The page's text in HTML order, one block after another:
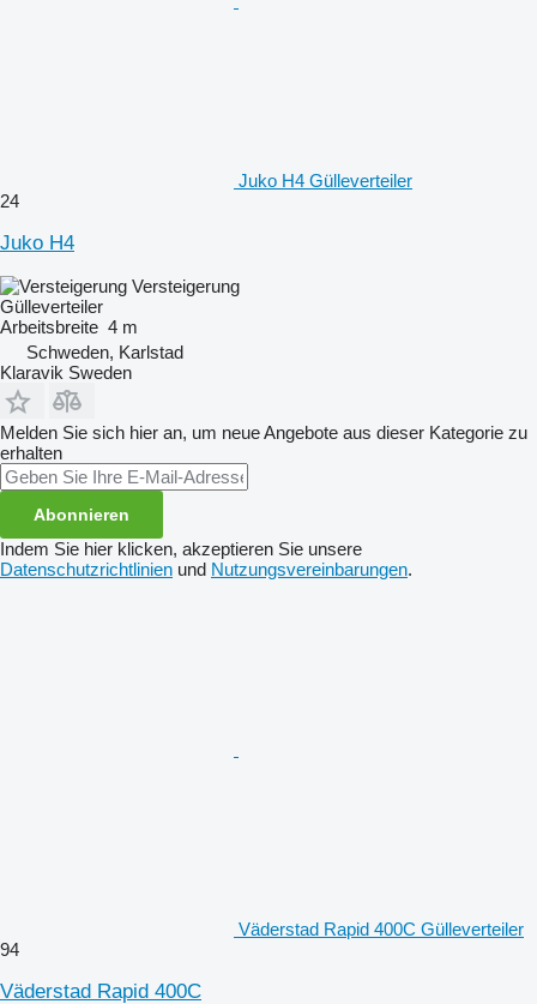
Juko H4 Gülleverteiler
24
Juko H4
Versteigerung
Gülleverteiler
Arbeitsbreite 4 m
Schweden, Karlstad
Klaravik Sweden
Melden Sie sich hier an, um neue Angebote aus dieser Kategorie zu
erhalten
Abonnieren
Indem Sie hier klicken, akzeptieren Sie unsere
Datenschutzrichtlinien und Nutzungsvereinbarungen.
Väderstad Rapid 400C Gülleverteiler
94
Väderstad Rapid 400C